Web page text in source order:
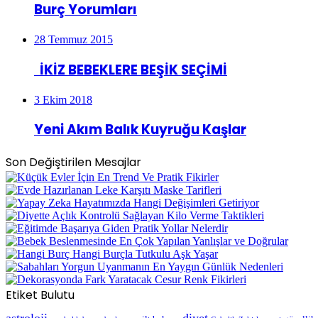
Burç Yorumları
28 Temmuz 2015
İKİZ BEBEKLERE BEŞİK SEÇİMİ
3 Ekim 2018
Yeni Akım Balık Kuyruğu Kaşlar
Son Değiştirilen Mesajlar
Etiket Bulutu